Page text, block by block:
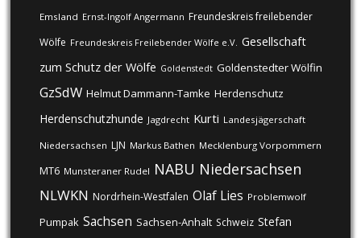
Emsland Ernst-Ingolf Angermann Freundeskreis freilebender
Wölfe Freundeskreis Freilebender Wölfe e.V. Gesellschaft
zum Schutz der Wölfe Goldenstedt Goldenstedter Wölfin
GzSdW Helmut Dammann-Tamke Herdenschutz
Herdenschutzhunde Jagdrecht Kurti Landesjägerschaft
Niedersachsen LJN Markus Bathen Mecklenburg Vorpommern
MT6 Munsteraner Rudel NABU Niedersachsen
NLWKN Nordrhein-Westfalen Olaf Lies Problemwolf
Pumpak Sachsen Sachsen-Anhalt Schweiz Stefan